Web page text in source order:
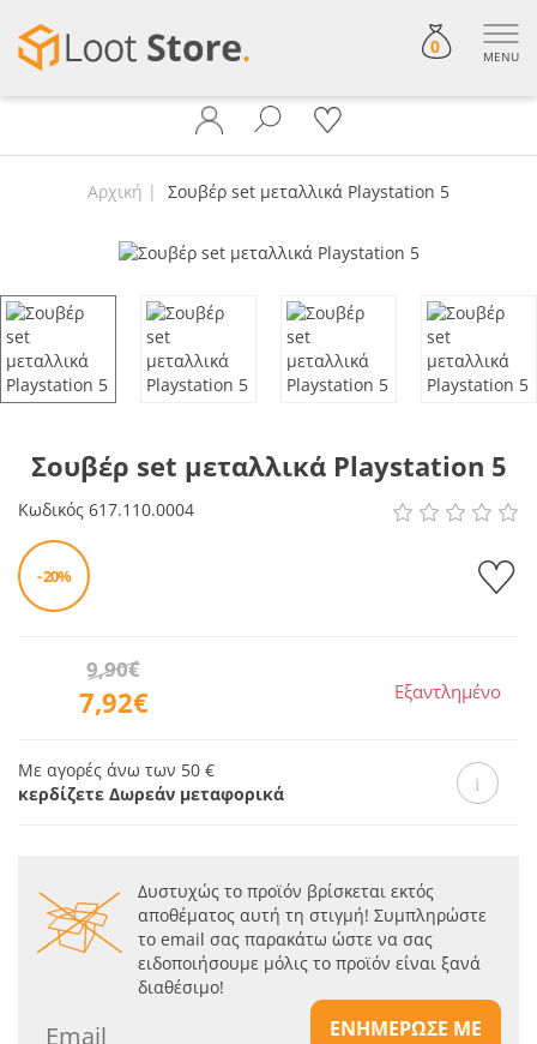
0 MENU
Αρχική Σουβέρ set μεταλλικά Playstation 5
Σουβέρ set μεταλλικά Playstation 5
Κωδικός 617.110.0004
- 20%
7,92€
9,90€
Εξαντλημένο
Με αγορές άνω των 50 €
κερδίζετε Δωρεάν μεταφορικά
Δυστυχώς το προϊόν βρίσκεται εκτός
αποθέματος αυτή τη στιγμή! Συμπληρώστε
το email σας παρακάτω ώστε να σας
ειδοποιήσουμε μόλις το προϊόν είναι ξανά
διαθέσιμο!
ΕΝΗΜΕΡΩΣΕ ΜΕ